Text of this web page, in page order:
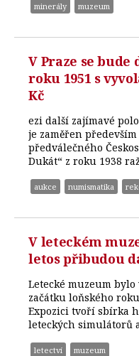
minerály muzeum
V Praze se
roku 1951 s
Kč
ezi další zajímavé
je zaměřen
předválečného
Dukát“ z roku 1938
aukce numismatika
V leteckém
letos přibudou
Letecké muzeum
začátku loňského
Expozici tvoří sbírka
leteckých simulátorů
letectví muzeum